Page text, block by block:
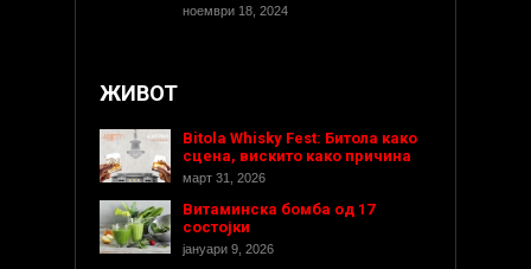
ноември 18, 2024
ЖИВОТ
Bitola Whisky Fest: Битола како
сцена, вискито како причина
март 31, 2026
Витаминска бомба од 17
состојки
јануари 9, 2026